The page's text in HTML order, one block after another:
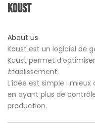
Koust
About us
Koust est un logiciel de
Koust permet
établissement.
L’idée est simple :
en ayant plus de
production.